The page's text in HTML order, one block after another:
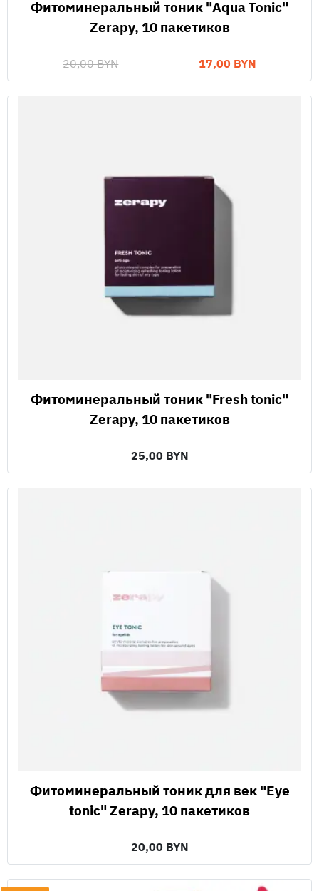
Фитоминеральный тоник "Aqua Tonic"
Zerapy, 10 пакетиков
20,00 BYN 17,00 BYN
Фитоминеральный тоник "Fresh tonic"
Zerapy, 10 пакетиков
25,00 BYN
Фитоминеральный тоник для век "Eye
tonic" Zerapy, 10 пакетиков
20,00 BYN